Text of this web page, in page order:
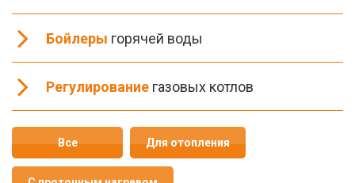
Бойлеры горячей воды
Регулирование газовых котлов
Все Для отопления